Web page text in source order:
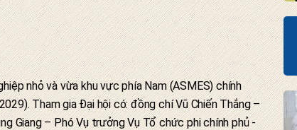
nhỏ và vừa khu vực phía Nam (ASMES) chính
Tham gia Đại hội có: đồng chí Vũ Chiến Thắng –
Giang – Phó Vụ trưởng Vụ Tổ chức phi chính phủ -